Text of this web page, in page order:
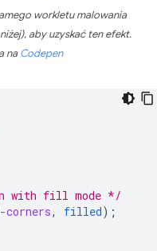
workletu malowania
aby uzyskać ten efekt.
naCodepen
with fill mode */
-corners, filled);